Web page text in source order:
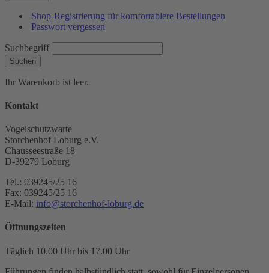
Shop-Registrierung für komfortablere Bestellungen
Passwort vergessen
Suchbegriff
Suchen
Ihr Warenkorb ist leer.
Kontakt
Vogelschutzwarte
Storchenhof Loburg e.V.
Chausseestraße 18
D-39279 Loburg
Tel.: 039245/25 16
Fax: 039245/25 16
E-Mail: info@storchenhof-loburg.de
Öffnungszeiten
Täglich 10.00 Uhr bis 17.00 Uhr